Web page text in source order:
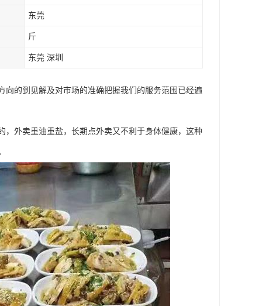
东莞
斤
东莞 深圳
的到见解及对市场的准确把握我们的服务范围已经遍
外卖重油重盐，长期点外卖又不利于身体健康，这种